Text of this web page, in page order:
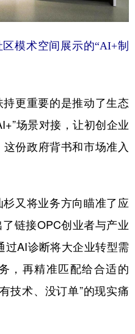
模术空间展示的“AI+制
更重要的是推动了生态
场景对接，让初创企业
份政府背书和市场准入
又将业务方向瞄准了应
链接OPC创业者与产业
过AI诊断将大企业转型需
，再精准匹配给合适的
技术、没订单”的现实痛